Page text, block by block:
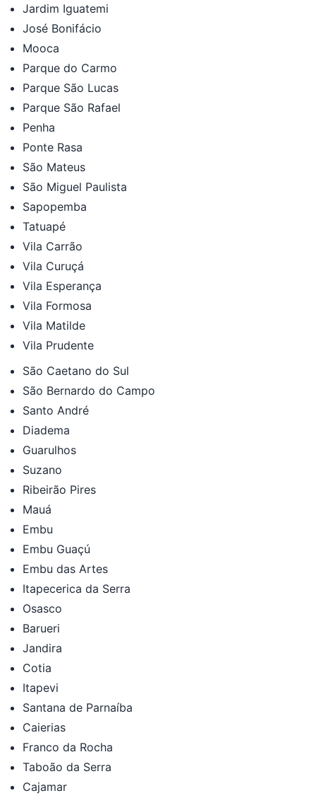
Jardim Iguatemi
José Bonifácio
Mooca
Parque do Carmo
Parque São Lucas
Parque São Rafael
Penha
Ponte Rasa
São Mateus
São Miguel Paulista
Sapopemba
Tatuapé
Vila Carrão
Vila Curuçá
Vila Esperança
Vila Formosa
Vila Matilde
Vila Prudente
São Caetano do Sul
São Bernardo do Campo
Santo André
Diadema
Guarulhos
Suzano
Ribeirão Pires
Mauá
Embu
Embu Guaçú
Embu das Artes
Itapecerica da Serra
Osasco
Barueri
Jandira
Cotia
Itapevi
Santana de Parnaíba
Caierias
Franco da Rocha
Taboão da Serra
Cajamar